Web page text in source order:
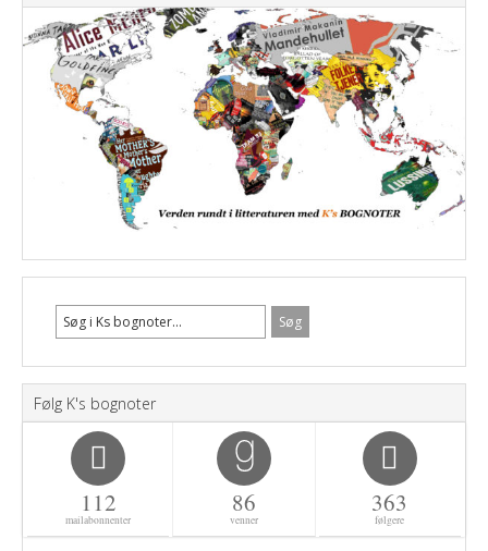
Følg K's bognoter
112
mailabonnenter
86
venner
363
følgere